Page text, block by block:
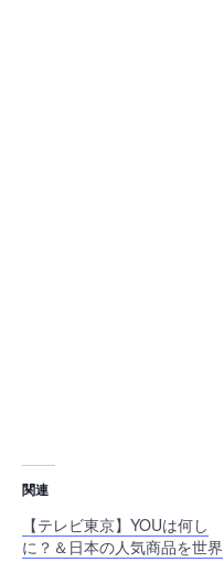
関連
【テレビ東京】YOUは何し
に？＆日本の人気商品を世界